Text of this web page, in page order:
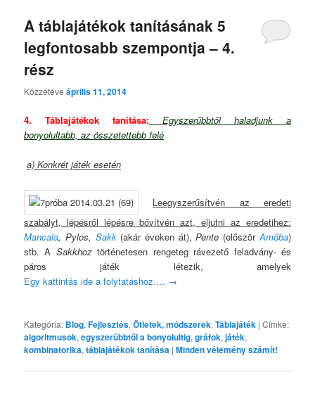
A táblajátékok tanításának 5
legfontosabb szempontja – 4.
rész
Közzétéveáprilis 11, 2014
4. Táblajátékok tanítása: Egyszerűbbtől haladjunk a
bonyolultabb, az összetettebb felé
a) Konkrét játék esetén
Leegyszerűsítvén az eredeti
szabályt, lépésről lépésre bővítvén azt, eljutni az eredetihez:
Mancala, Pylos, Sakk(akár éveken át),Pente (előszörAmőba)
stb. A Sakkhoztörténetesen rengeteg rávezető feladvány- és
páros játék létezik, amelyek
Egy kattintás ide a folytatáshoz…. →
Kategória: Blog,Fejlesztés,Ötletek, módszerek,Táblajáték |Címke:
algoritmusok,egyszerűbbtől a bonyolultig,gráfok,játék,
kombinatorika,táblajátékok tanítása |Minden vélemény számít!